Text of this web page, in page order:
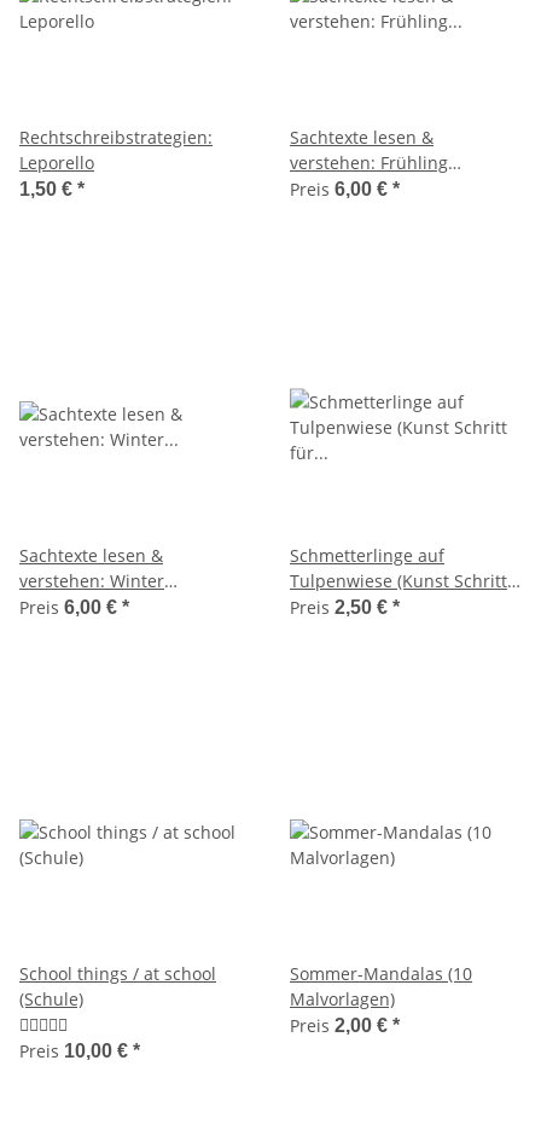
Rechtschreibstrategien:
Leporello
1,50 € *
Sachtexte lesen &
verstehen: Frühling
(Leseübungen, Klassen 3-4)
Preis 6,00 € *
Sachtexte lesen &
verstehen: Winter
(Leseübungen, Klassen 3-4)
Preis 6,00 € *
Schmetterlinge auf
Tulpenwiese (Kunst Schritt
für Schritt)
Preis 2,50 € *
School things / at school
(Schule)
Preis 10,00 € *
Sommer-Mandalas (10
Malvorlagen)
Preis 2,00 € *